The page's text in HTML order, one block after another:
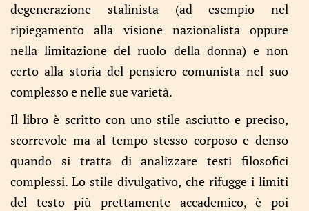
degenerazione stalinista (ad esempio nel
ripiegamento alla visione nazionalista oppure
nella limitazione del ruolo della donna) e non
certo alla storia del pensiero comunista nel suo
complesso e nelle sue varietà.
Il libro è scritto con uno stile asciutto e preciso,
scorrevole ma al tempo stesso corposo e denso
quando si tratta di analizzare testi filosofici
complessi. Lo stile divulgativo, che rifugge i limiti
del testo più prettamente accademico, è poi